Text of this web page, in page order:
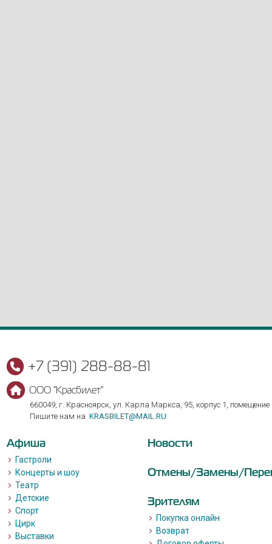
+7 (391) 288-88-81
ООО "Красбилет"
660049, г. Красноярск, ул. Карла Маркса, 95, корпус 1, помещение
Пишите нам на KRASBILET@MAIL.RU
Афиша
Гастроли
Концерты и шоу
Театр
Детские
Спорт
Цирк
Выставки
Новости
Отмены/Замены/
Зрителям
Покупка онлайн
Возврат